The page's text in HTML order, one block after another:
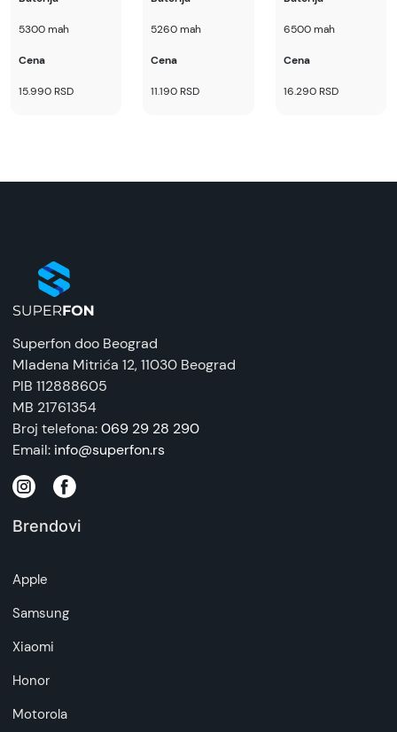
5300 mah
Cena
15.990 RSD
5260 mah
Cena
11.190 RSD
6500 mah
Cena
16.290 RSD
Superfon doo Beograd
Mladena Mitrića 12, 11030 Beograd
PIB 112888605
MB 21761354
Broj telefona:069 29 28 290
Email: info@superfon.rs
Brendovi
Apple
Samsung
Xiaomi
Honor
Motorola